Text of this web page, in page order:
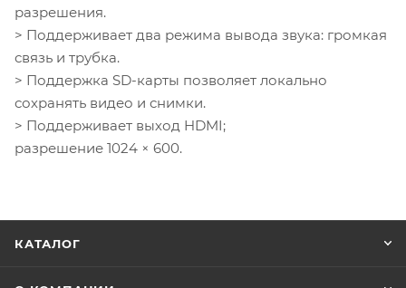
разрешения.
> Поддерживает два режима вывода звука: громкая
связь и трубка.
> Поддержка SD-карты позволяет локально
сохранять видео и снимки.
> Поддерживает выход HDMI;
разрешение 1024 × 600.
КАТАЛОГ